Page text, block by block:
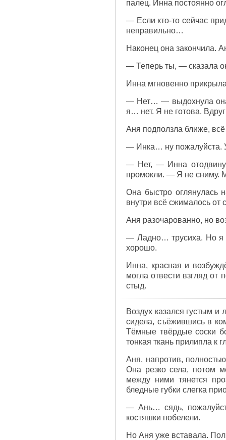
палец. Инна постоянно
— Если кто-то сейчас
неправильно…
Наконец она закончила.
— Теперь ты, — сказала
Инна мгновенно
— Нет… — выдохнула
я… нет. Я не готова.
Аня подползла ближе,
— Инка… ну пожалуйста.
— Нет, — Инна
промокли. — Я не сниму.
Она быстро оглянулась
внутри всё сжималось от
Аня разочарованно, но
— Ладно… трусиха. Но я
хорошо.
Инна, красная и
могла отвести взгляд от
стыд.
Воздух казался густым
сидела, съёжившись в
Тёмные твёрдые соски
тонкая ткань прилипла к
Аня, напротив,
Она резко села, потом
между ними тянется
бледные губки слегка
— Ань… сядь,
костяшки побелели.
Но Аня уже вставала.